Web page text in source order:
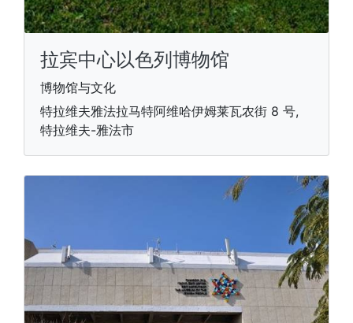
拉宾中心以色列博物馆
博物馆与文化
特拉维夫雅法拉马特阿维哈伊姆莱瓦农街 8 号,
特拉维夫-雅法市